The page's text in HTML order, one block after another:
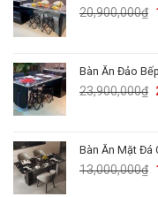
20,900,000₫
Bàn Ăn Đảo
23,900,000₫
Bàn Ăn Mặt Đá
13,000,000₫